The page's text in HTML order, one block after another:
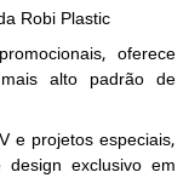
Robi Plastic
oferece
alto padrão de
e projetos especiais,
exclusivo em